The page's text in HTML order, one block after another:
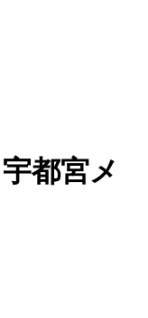
都宮メ